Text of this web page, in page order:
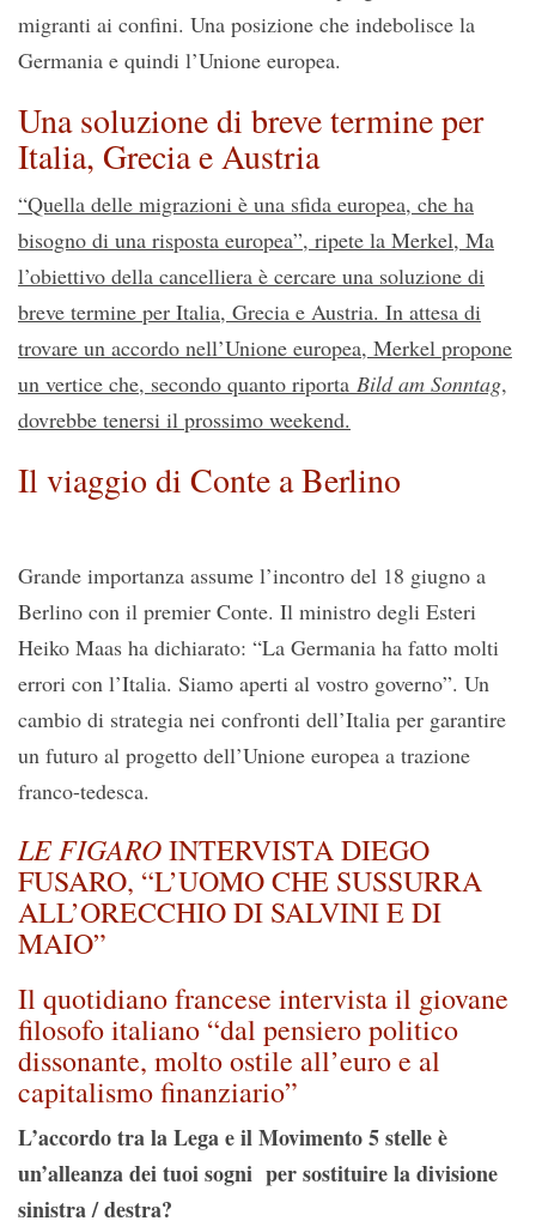
migranti ai confini. Una posizione che indebolisce la
Germania e quindi l’Unione europea.
Una soluzione di breve termine per
Italia, Grecia e Austria
“Quella delle migrazioni è una sfida europea, che ha
bisogno di una risposta europea”, ripete la Merkel, Ma
l’obiettivo della cancelliera è cercare una soluzione di
breve termine per Italia, Grecia e Austria. In attesa di
trovare un accordo nell’Unione europea, Merkel propone
un vertice che, secondo quanto riporta Bild am Sonntag,
dovrebbe tenersi il prossimo weekend.
Il viaggio di Conte a Berlino
Grande importanza assume l’incontro del 18 giugno a
Berlino con il premier Conte. Il ministro degli Esteri
Heiko Maas ha dichiarato: “La Germania ha fatto molti
errori con l’Italia. Siamo aperti al vostro governo”. Un
cambio di strategia nei confronti dell’Italia per garantire
un futuro al progetto dell’Unione europea a trazione
franco-tedesca.
LE FIGAROINTERVISTA DIEGO
FUSARO, “L’UOMO CHE SUSSURRA
ALL’ORECCHIO DI SALVINI E DI
MAIO”
Il quotidiano francese intervista il giovane
filosofo italiano “dal pensiero politico
dissonante, molto ostile all’euro e al
capitalismo finanziario”
L’accordo tra la Lega e il Movimento 5 stelle è
un’alleanza dei tuoi sogni per sostituire la divisione
sinistra / destra?